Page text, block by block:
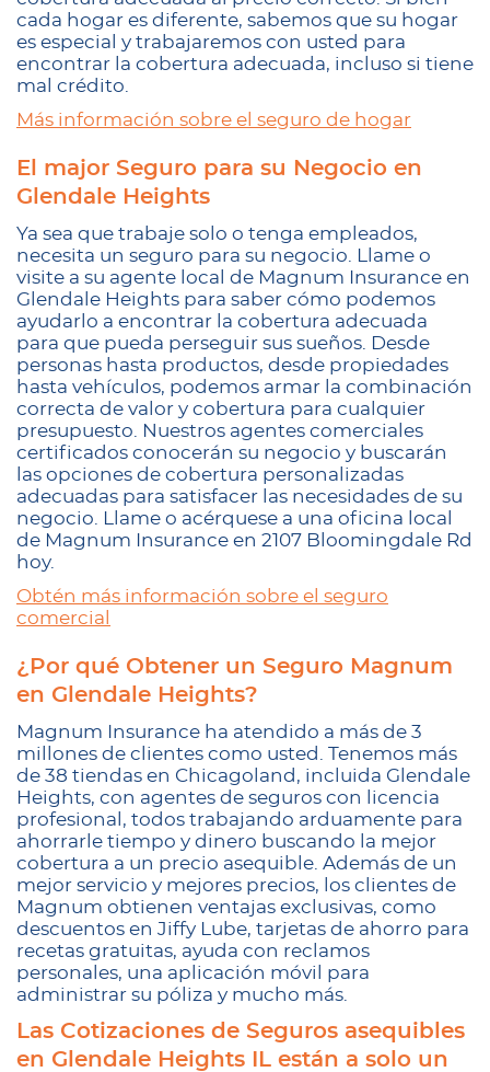
cada hogar es diferente, sabemos que su hogar
es especial y trabajaremos con usted para
encontrar la cobertura adecuada, incluso si tiene
mal crédito.
Más información sobre el seguro de hogar
El major Seguro para su Negocio en
Glendale Heights
Ya sea que trabaje solo o tenga empleados,
necesita un seguro para su negocio. Llame o
visite a su agente local de Magnum Insurance en
Glendale Heights para saber cómo podemos
ayudarlo a encontrar la cobertura adecuada
para que pueda perseguir sus sueños. Desde
personas hasta productos, desde propiedades
hasta vehículos, podemos armar la combinación
correcta de valor y cobertura para cualquier
presupuesto. Nuestros agentes comerciales
certificados conocerán su negocio y buscarán
las opciones de cobertura personalizadas
adecuadas para satisfacer las necesidades de su
negocio. Llame o acérquese a una oficina local
de Magnum Insurance en 2107 Bloomingdale Rd
hoy.
Obtén más información sobre el seguro
comercial
¿Por qué Obtener un Seguro Magnum
en Glendale Heights?
Magnum Insurance ha atendido a más de 3
millones de clientes como usted. Tenemos más
de 38 tiendas en Chicagoland, incluida Glendale
Heights, con agentes de seguros con licencia
profesional, todos trabajando arduamente para
ahorrarle tiempo y dinero buscando la mejor
cobertura a un precio asequible. Además de un
mejor servicio y mejores precios, los clientes de
Magnum obtienen ventajas exclusivas, como
descuentos en Jiffy Lube, tarjetas de ahorro para
recetas gratuitas, ayuda con reclamos
personales, una aplicación móvil para
administrar su póliza y mucho más.
Las Cotizaciones de Seguros asequibles
en Glendale Heights IL están a solo un